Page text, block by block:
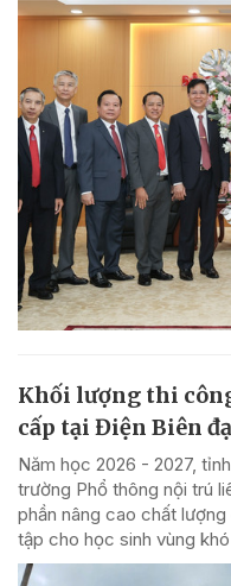
Khối lượng thi
cấp tại Điện Biên
Năm học 2026 - 2027,
trường Phổ thông nội trú
phần nâng cao chất
tập cho học sinh vùng